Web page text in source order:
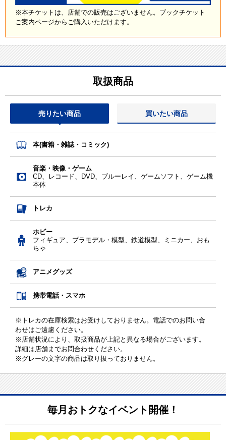
※本チケットは、店舗での販売はございません。ブックチケット
ご案内ページからご購入いただけます。
取扱商品
売りたい商品 買いたい商品
本(書籍・雑誌・コミック)
音楽・映像・ゲーム
CD、レコード、DVD、ブルーレイ、ゲームソフト、ゲーム機
本体
トレカ
ホビー
フィギュア、プラモデル・模型、鉄道模型、ミニカー、おも
ちゃ
アニメグッズ
携帯電話・スマホ
※トレカの在庫検索はお受けしておりません。電話でのお問い合
わせはご遠慮ください。
※店舗状況により、取扱商品が上記と異なる場合がございます。
詳細は店舗までお問合わせください。
※グレーの文字の商品は取り扱っておりません。
毎月おトクなイベント開催！